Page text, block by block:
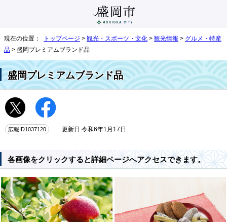
現在の位置： トップページ > 観光・スポーツ・文化 > 観光情報 > グルメ・特産
品 > 盛岡プレミアムブランド品
盛岡プレミアムブランド品
広報ID1037120 更新日 令和6年1月17日
各画像をクリックすると詳細ページへアクセスできます。